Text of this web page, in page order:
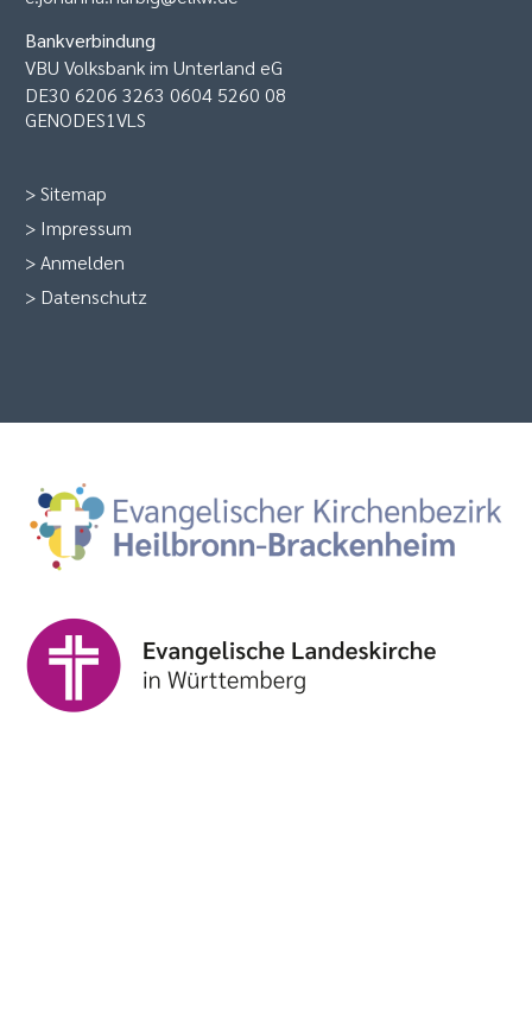
Bankverbindung
VBU Volksbank im Unterland eG
DE30 6206 3263 0604 5260 08
GENODES1VLS
>Sitemap
> Impressum
>Anmelden
> Datenschutz